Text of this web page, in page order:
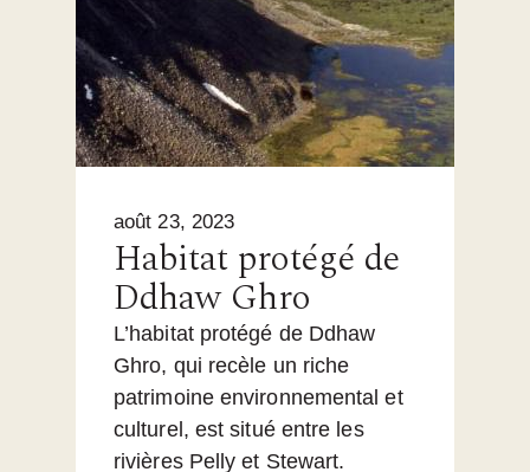
août 23, 2023
Habitat protégé de
Ddhaw Ghro
L’habitat protégé de Ddhaw
Ghro, qui recèle un riche
patrimoine environnemental et
culturel, est situé entre les
rivières Pelly et Stewart.